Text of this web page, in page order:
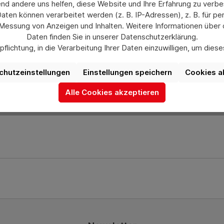
geschweißt, pulverbeschichtet blau RAL 5007,
TPE-Bereifung, Naben mit Rillenkugellager. 2
bei uns über das Kontaktformular oder unter
andere uns helfen, diese Website und Ihre Erfahrung zu
können verarbeitet werden (z. B. IP-Adressen), z. B. für
von Anzeigen und Inhalten. Weitere Informationen über
Daten finden Sie in unserer Datenschutzerklärung.
in die Verarbeitung Ihrer Daten einzuwilligen, um
individueller Einstellungen möglicherweise nicht alle
verfügbar sind.
Mehr Informationen
Cookies
Einstellungen speichern
Alle Cookies akzeptieren